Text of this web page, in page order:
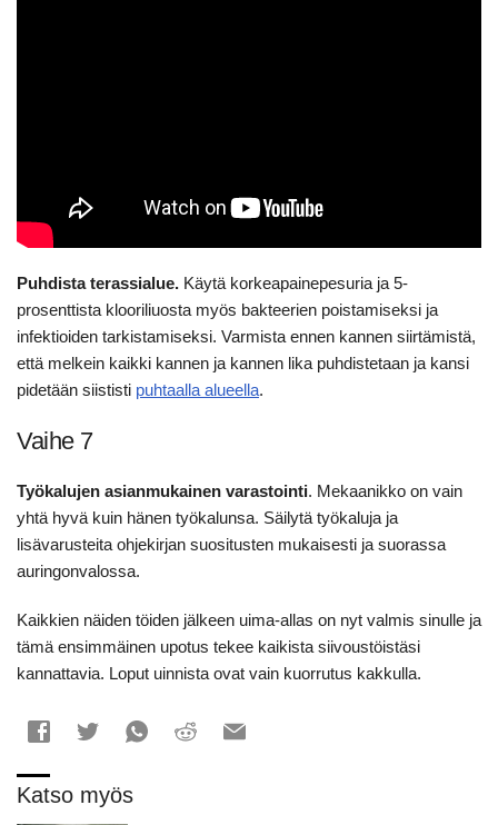
Puhdista terassialue. Käytä korkeapainepesuria ja 5-
prosenttista klooriliuosta myös bakteerien poistamiseksi ja
infektioiden tarkistamiseksi. Varmista ennen kannen siirtämistä,
että melkein kaikki kannen ja kannen lika puhdistetaan ja kansi
pidetään siististi puhtaalla alueella.
Vaihe 7
Työkalujen asianmukainen varastointi. Mekaanikko on vain
yhtä hyvä kuin hänen työkalunsa. Säilytä työkaluja ja
lisävarusteita ohjekirjan suositusten mukaisesti ja suorassa
auringonvalossa.
Kaikkien näiden töiden jälkeen uima-allas on nyt valmis sinulle ja
tämä ensimmäinen upotus tekee kaikista siivoustöistäsi
kannattavia. Loput uinnista ovat vain kuorrutus kakkulla.
Katso myös